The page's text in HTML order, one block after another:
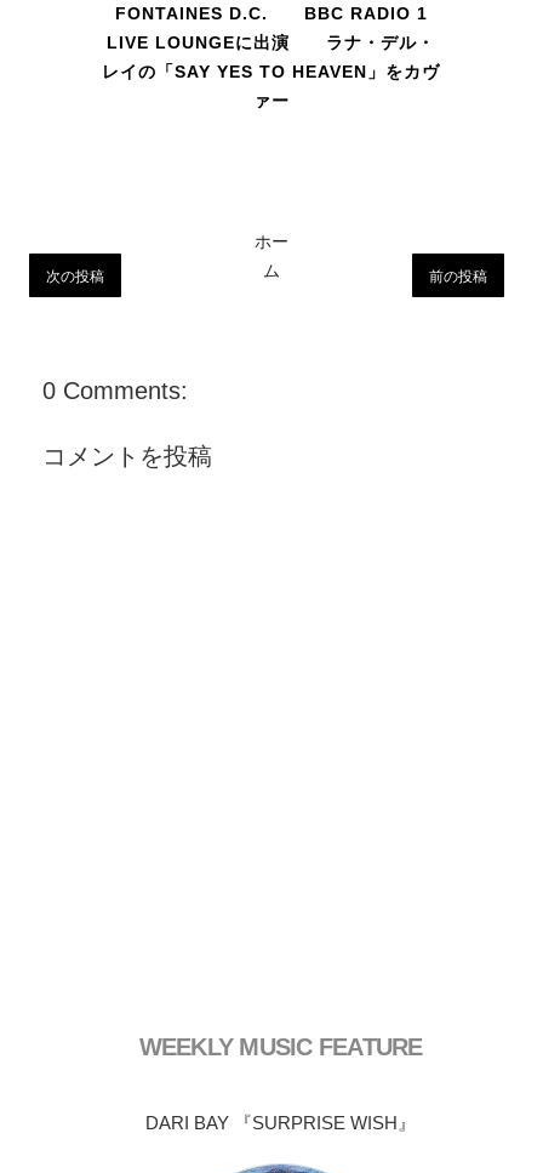
FONTAINES D.C. BBC RADIO 1
LIVE LOUNGEに出演 ラナ・デル・
レイの「SAY YES TO HEAVEN」をカヴ
ァー
次の投稿 前の投稿
ホー
ム
0 Comments:
コメントを投稿
WEEKLY MUSIC FEATURE
DARI BAY 『SURPRISE WISH』